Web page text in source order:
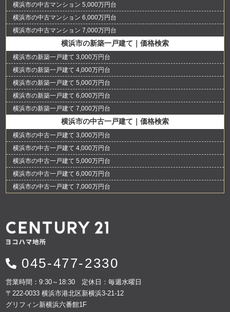
横浜市の中古マンション 5,000万円台
横浜市の中古マンション 6,000万円台
横浜市の中古マンション 7,000万円台
横浜市の新築一戸建て｜価格検索
横浜市の新築一戸建て 3,000万円台
横浜市の新築一戸建て 4,000万円台
横浜市の新築一戸建て 5,000万円台
横浜市の新築一戸建て 6,000万円台
横浜市の新築一戸建て 7,000万円台
横浜市の中古一戸建て｜価格検索
横浜市の中古一戸建て 3,000万円台
横浜市の中古一戸建て 4,000万円台
横浜市の中古一戸建て 5,000万円台
横浜市の中古一戸建て 6,000万円台
横浜市の中古一戸建て 7,000万円台
045-477-2330
営業時間：9:30～18:30 定休日：毎週水曜日
〒222-0033 横浜市港北区新横浜3-21-12
グリフィン新横浜六番館1F